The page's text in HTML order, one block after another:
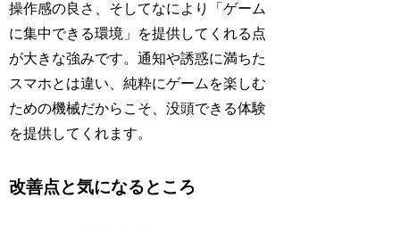
操作感の良さ、そしてなにより「ゲーム
に集中できる環境」を提供してくれる点
が大きな強みです。通知や誘惑に満ちた
スマホとは違い、純粋にゲームを楽しむ
ための機械だからこそ、没頭できる体験
を提供してくれます。
改善点と気になるところ